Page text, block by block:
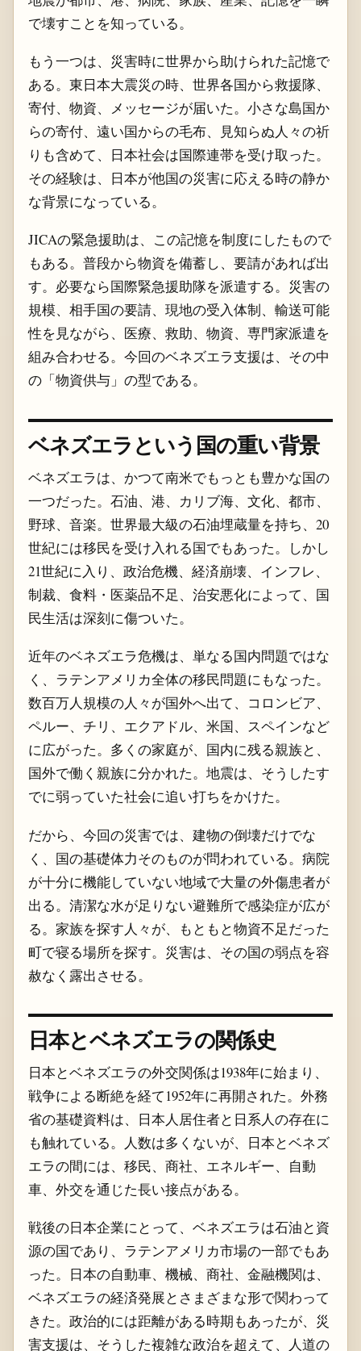
で壊すことを知っている。
もう一つは、災害時に世界から助けられた記憶で
ある。東日本大震災の時、世界各国から救援隊、
寄付、物資、メッセージが届いた。小さな島国か
らの寄付、遠い国からの毛布、見知らぬ人々の祈
りも含めて、日本社会は国際連帯を受け取った。
その経験は、日本が他国の災害に応える時の静か
な背景になっている。
JICAの緊急援助は、この記憶を制度にしたもので
もある。普段から物資を備蓄し、要請があれば出
す。必要なら国際緊急援助隊を派遣する。災害の
規模、相手国の要請、現地の受入体制、輸送可能
性を見ながら、医療、救助、物資、専門家派遣を
組み合わせる。今回のベネズエラ支援は、その中
の「物資供与」の型である。
ベネズエラという国の重い背景
ベネズエラは、かつて南米でもっとも豊かな国の
一つだった。石油、港、カリブ海、文化、都市、
野球、音楽。世界最大級の石油埋蔵量を持ち、20
世紀には移民を受け入れる国でもあった。しかし
21世紀に入り、政治危機、経済崩壊、インフレ、
制裁、食料・医薬品不足、治安悪化によって、国
民生活は深刻に傷ついた。
近年のベネズエラ危機は、単なる国内問題ではな
く、ラテンアメリカ全体の移民問題にもなった。
数百万人規模の人々が国外へ出て、コロンビア、
ペルー、チリ、エクアドル、米国、スペインなど
に広がった。多くの家庭が、国内に残る親族と、
国外で働く親族に分かれた。地震は、そうしたす
でに弱っていた社会に追い打ちをかけた。
だから、今回の災害では、建物の倒壊だけでな
く、国の基礎体力そのものが問われている。病院
が十分に機能していない地域で大量の外傷患者が
出る。清潔な水が足りない避難所で感染症が広が
る。家族を探す人々が、もともと物資不足だった
町で寝る場所を探す。災害は、その国の弱点を容
赦なく露出させる。
日本とベネズエラの関係史
日本とベネズエラの外交関係は1938年に始まり、
戦争による断絶を経て1952年に再開された。外務
省の基礎資料は、日本人居住者と日系人の存在に
も触れている。人数は多くないが、日本とベネズ
エラの間には、移民、商社、エネルギー、自動
車、外交を通じた長い接点がある。
戦後の日本企業にとって、ベネズエラは石油と資
源の国であり、ラテンアメリカ市場の一部でもあ
った。日本の自動車、機械、商社、金融機関は、
ベネズエラの経済発展とさまざまな形で関わって
きた。政治的には距離がある時期もあったが、災
害支援は、そうした複雑な政治を超えて、人道の